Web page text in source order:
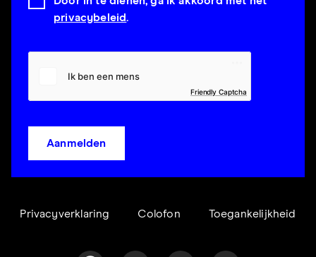
privacybeleid.
Friendly Captcha
Aanmelden
Privacyverklaring Colofon Toegankelijkheid